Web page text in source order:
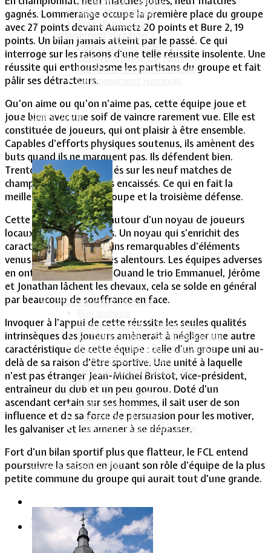
Intercommunalité
Plan de situation
Lotissement Hambois
Projet de lotissements
Sodevam Nord-Lorraine
Hambois, rappel historique
Le lotissement Hambois
Cadre de vie
Informations pratiques
Environnement / Déchetterie
Numéros utiles - Services sociaux
Numéros utiles -Santé & Divers
Conciliateur de justice
TIPI : Télépaiement en ligne
Associations
Anciens combattants
ASK Lommerange
Conseil de fabrique
Football Club Lommerange
Culture & Patrimoine
gagnés. Lommerange occupe la première place du groupe
avec 27 points devant Aumetz 20 points et Bure 2, 19
points. Un bilan jamais atteint par le passé. Ce qui
interroge sur les raisons d'une telle réussite insolente. Une
réussite qui enthousiasme les partisans du groupe et fait
pâlir ses détracteurs.
Qu'on aime ou qu'on n'aime pas, cette équipe joue et
joue bien avec une soif de vaincre rarement vue. Elle est
constituée de joueurs, qui ont plaisir à être ensemble.
Capables d'efforts physiques soutenus, ils amènent des
buts quand ils ne marquent pas. Ils défendent bien.
Trente-trois buts marqués sur les neuf matches de
championnat. Onze buts encaissés. Ce qui en fait la
meilleure attaque du groupe et la troisième défense.
Cette équipe s'articule autour d'un noyau de joueurs
locaux pétris de qualités. Un noyau qui s'enrichit des
caractéristiques non moins remarquables d'éléments
venus des communes des alentours. Les équipes adverses
en ont fait l'expérience. Quand le trio Emmanuel, Jérôme
et Jonathan lâchent les chevaux, cela se solde en général
par beaucoup de souffrance en face.
Invoquer à l'appui de cette réussite les seules qualités
intrinsèques des joueurs amènerait à négliger une autre
caractéristique de cette équipe : celle d'un groupe uni au-
delà de sa raison d'être sportive. Une unité à laquelle
n'est pas étranger Jean-Michel Bristot, vice-président,
entraîneur du club et un peu gourou. Doté d'un
ascendant certain sur ses hommes, il sait user de son
influence et de sa force de persuasion pour les motiver,
les galvaniser et les amener à se dépasser.
Fort d'un bilan sportif plus que flatteur, le FCL entend
poursuivre la saison en jouant son rôle d'équipe de la plus
petite commune du groupe qui aurait tout d'une grande.